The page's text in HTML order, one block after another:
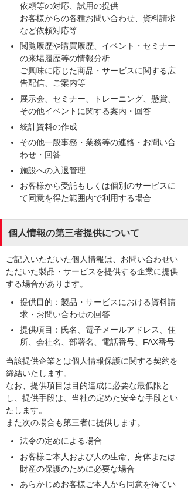
依頼等の対応、試用の提供
お客様からの各種お問い合わせ、資料請求
など依頼対応等
閲覧履歴や購買履歴、イベント・セミナー
の来場履歴等の情報分析
ご興味に応じた商品・サービスに関する広
告配信、ご案内等
展示会、セミナー、トレーニング、懸賞、
その他イベントに関する案内・回答
統計資料の作成
その他一般事務・業務等の連絡・お問い合
わせ・回答
施設への入退管理
お客様から受託もしくは個別のサービスに
て同意を得た範囲内で利用する場合
個人情報の第三者提供について
ご記入いただいた個人情報は、お問い合わせい
ただいた製品・サービスを提供する企業に提供
する場合があります。
提供目的：製品・サービスにおける資料請
求・お問い合わせの回答
提供項目：氏名、電子メールアドレス、住
所、会社名、部署名、電話番号、FAX番号
当該提供企業とは個人情報保護に関する契約を
締結いたします。
なお、提供項目は目的達成に必要な最低限と
し、提供手段は、当社の定めた安全な手段とい
たします。
また次の場合も第三者に提供します。
法令の定めによる場合
お客様ご本人および人の生命、身体または
財産の保護のために必要な場合
あらかじめお客様ご本人から同意を得てい